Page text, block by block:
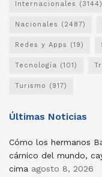
Internacionales (3144)
Nacionales (2487)
Redes y Apps (19)
Tecnología (101)
Turismo (917)
Últimas Noticias
Cómo los hermanos
cárnico del mundo,
cima agosto 8, 2026